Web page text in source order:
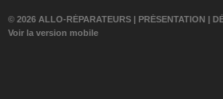
© 2026 ALLO-RÉPARATEURS | PRÉSENTATION |
Voir la version mobile